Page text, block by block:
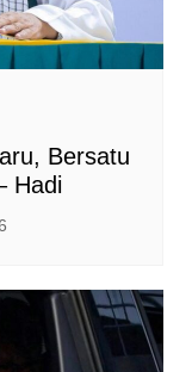
Bersatu
Hadi